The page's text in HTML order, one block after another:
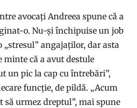
avocați Andreea spune că a
o. Nu-și închipuise un job
„stresul” angajaților, dar asta
că a avut destule
un pic la cap cu întrebări”,
funcție, de pildă. „Acum
urmez dreptul”, mai spune